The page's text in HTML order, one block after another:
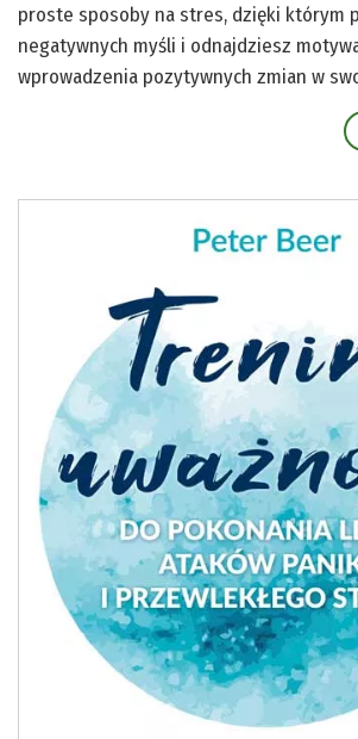
proste sposoby na stres, dzięki którym
negatywnych myśli i odnajdziesz
wprowadzenia pozytywnych zmian w